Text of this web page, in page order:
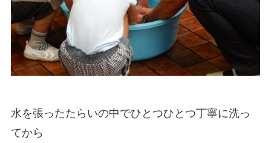
水を張ったたらいの中でひとつひとつ丁寧に洗っ
てから